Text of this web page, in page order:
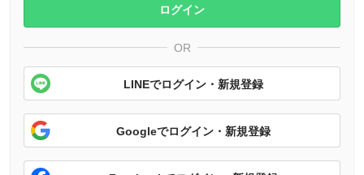
ログイン
OR
LINEでログイン・新規登録
Googleでログイン・新規登録